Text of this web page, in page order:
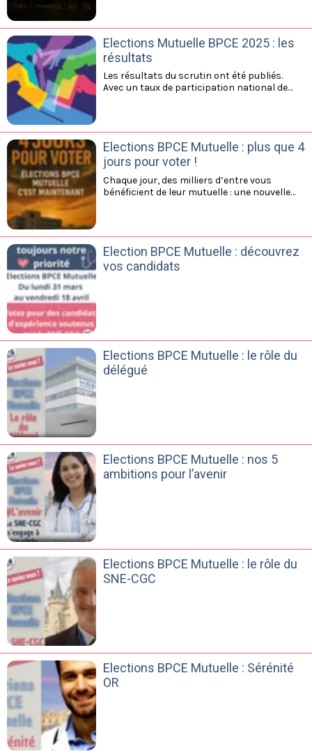
actions de notre mutuelle et de notre
institution de prévoyance. Cliquez ici.
Elections Mutuelle BPCE 2025 : les
résultats
Les résultats du scrutin ont été publiés.
Avec un taux de participation national de
Elections BPCE Mutuelle : plus que 4
jours pour voter !
Chaque jour, des milliers d’entre vous
bénéficient de leur mutuelle : une nouvelle
gestes du quotidien qui soulagent le budget
et protègent la santé, ce n’est pas un
hasard. C’est le fruit de décisions
Election BPCE Mutuelle : découvrez
vos candidats
Elections BPCE Mutuelle : le rôle du
délégué
Elections BPCE Mutuelle : nos 5
ambitions pour l’avenir
Elections BPCE Mutuelle : le rôle du
SNE-CGC
Elections BPCE Mutuelle : Sérénité
OR